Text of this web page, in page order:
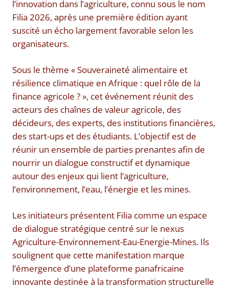
l’innovation dans l’agriculture, connu sous le nom
Filia 2026, après une première édition ayant
suscité un écho largement favorable selon les
organisateurs.
Sous le thème « Souveraineté alimentaire et
résilience climatique en Afrique : quel rôle de la
finance agricole ? », cet événement réunit des
acteurs des chaînes de valeur agricole, des
décideurs, des experts, des institutions financières,
des start-ups et des étudiants. L’objectif est de
réunir un ensemble de parties prenantes afin de
nourrir un dialogue constructif et dynamique
autour des enjeux qui lient l’agriculture,
l’environnement, l’eau, l’énergie et les mines.
Les initiateurs présentent Filia comme un espace
de dialogue stratégique centré sur le nexus
Agriculture-Environnement-Eau-Energie-Mines. Ils
soulignent que cette manifestation marque
l’émergence d’une plateforme panafricaine
innovante destinée à la transformation structurelle